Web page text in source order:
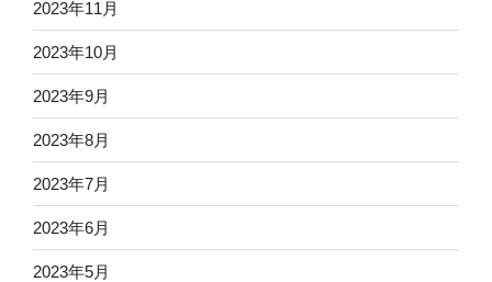
2023年11月
2023年10月
2023年9月
2023年8月
2023年7月
2023年6月
2023年5月